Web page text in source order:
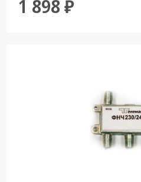
1 898 ₽